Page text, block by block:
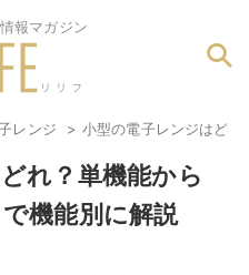
報マガジン
レンジ 小型の電子レンジはど
れ？単機能から
機能別に解説